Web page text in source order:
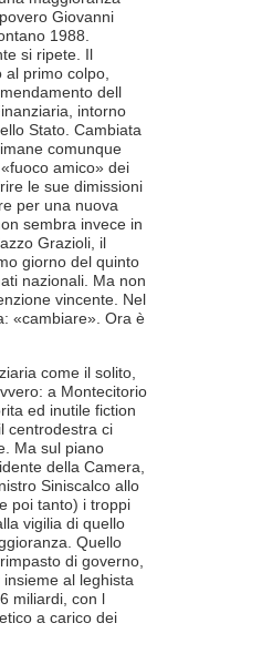
Giovanni
1988.
si ripete. Il
primo colpo,
dell
intorno
Stato. Cambiata
comunque
amico» dei
le sue dimissioni
per una nuova
sembra invece in
Grazioli, il
giorno del quinto
nazionali. Ma non
vincente. Nel
«cambiare». Ora è
come il solito,
a Montecitorio
ed inutile fiction
centrodestra ci
Ma sul piano
della Camera,
Siniscalco allo
poi tanto) i troppi
vigilia di quello
Quello
di governo,
al leghista
miliardi, con l
a carico dei